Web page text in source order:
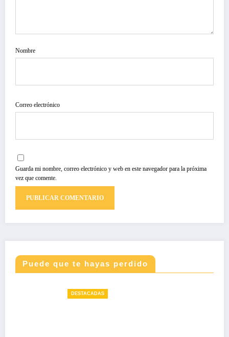
Nombre
Correo electrónico
Guarda mi nombre, correo electrónico y web en este navegador para la próxima
vez que comente.
Puede que te hayas perdido